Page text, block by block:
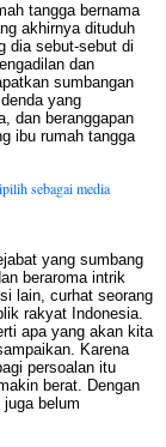
tangga bernama
akhirnya dituduh
dia sebut-sebut di
dan
sumbangan
yang
dan beranggapan
ibu rumah tangga
sebagai media
yang sumbang
beraroma intrik
lain, curhat seorang
rakyat Indonesia.
apa yang akan kita
Karena
persoalan itu
berat. Dengan
belum